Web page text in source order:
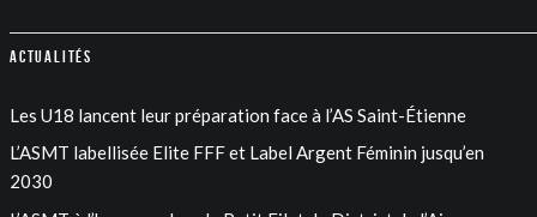
Actualités
Les U18 lancent leur préparation face à l’AS Saint-Étienne
L’ASMT labellisée Elite FFF et Label Argent Féminin jusqu’en
2030